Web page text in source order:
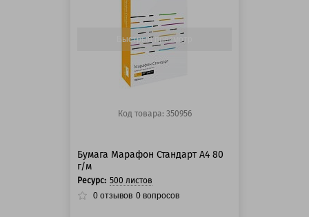
125 баллов
Быстрый просмотр
Код товара: 350956
Бумага Марафон Стандарт А4 80
г/м
Ресурс: 500 листов
0 отзывов 0 вопросов